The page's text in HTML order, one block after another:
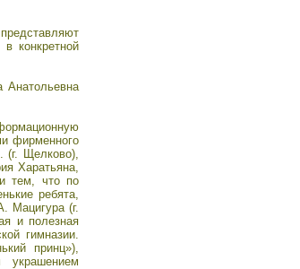
конкретной
Анатольевна
фирменного
(г. Щелково),
Харатьяна,
тем, что по
ребята,
Мацигура (г.
и полезная
гимназии.
принц»),
украшением